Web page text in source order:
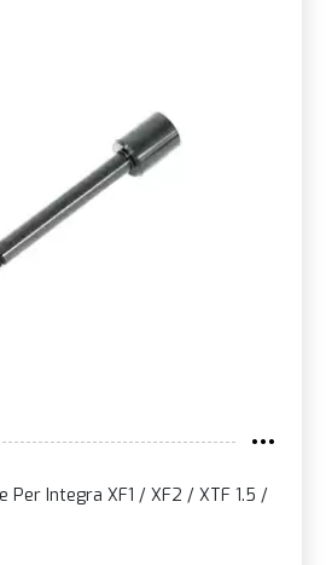
Per Integra XF1 / XF2 / XTF 1.5 /